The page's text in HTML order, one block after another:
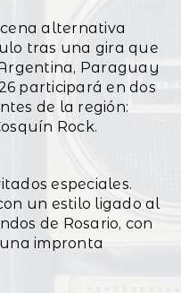
alternativa
tras una gira que
Paraguay
participará en dos
de la región:
Rock.
especiales.
un estilo ligado al
de Rosario, con
impronta